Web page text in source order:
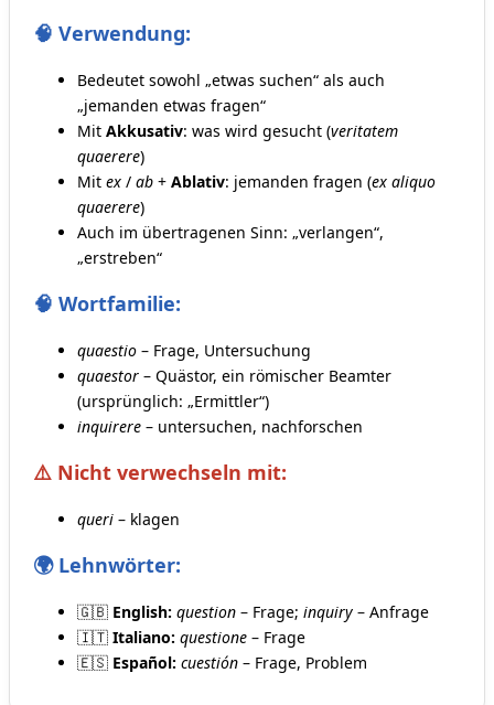
🧠 Verwendung:
Bedeutet sowohl „etwas suchen“ als auch
„jemanden etwas fragen“
Mit Akkusativ: was wird gesucht (veritatem
quaerere)
Mit ex / ab + Ablativ: jemanden fragen (ex aliquo
quaerere)
Auch im übertragenen Sinn: „verlangen“,
„erstreben“
🧠 Wortfamilie:
quaestio – Frage, Untersuchung
quaestor – Quästor, ein römischer Beamter
(ursprünglich: „Ermittler“)
inquirere – untersuchen, nachforschen
⚠️ Nicht verwechseln mit:
queri – klagen
🌍 Lehnwörter:
🇬🇧 English: question – Frage; inquiry – Anfrage
🇮🇹 Italiano: questione – Frage
🇪🇸 Español: cuestión – Frage, Problem